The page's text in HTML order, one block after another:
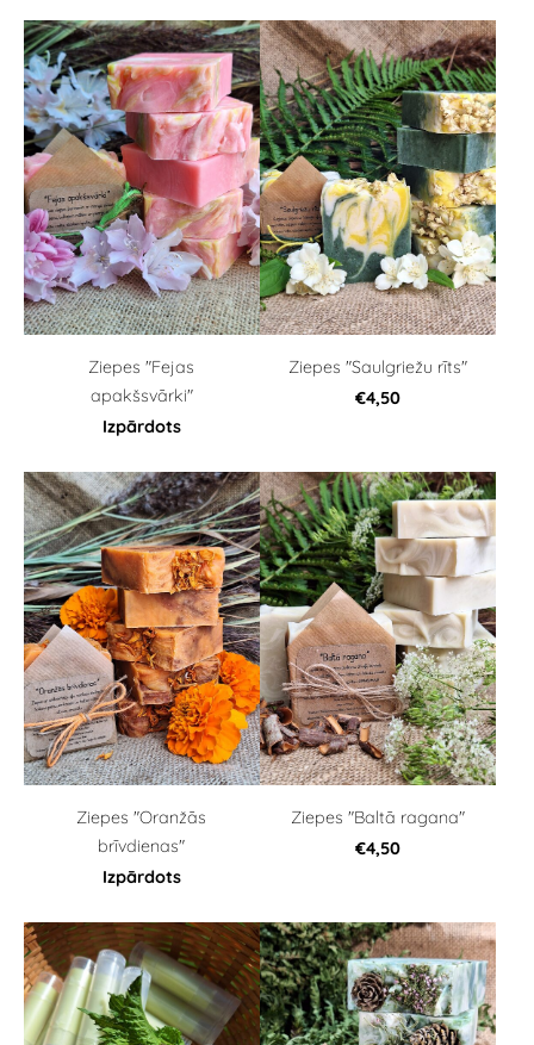
Ziepes "Fejas
apakšsvārki"
Izpārdots
Ziepes "Saulgriežu rīts"
€4,50
Ziepes "Oranžās
brīvdienas"
Izpārdots
Ziepes "Baltā ragana"
€4,50